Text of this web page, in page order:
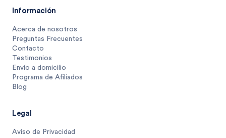
Información
Acerca de nosotros
Preguntas Frecuentes
Contacto
Testimonios
Envío a domicilio
Programa de Afiliados
Blog
Legal
Aviso de Privacidad